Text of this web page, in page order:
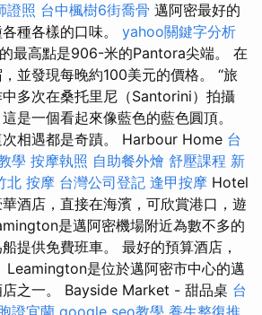
證照 台中楓樹6街喬骨 邁阿密最好的
種各樣的口味。 yahoo關鍵字分析
最高點是906-米的Pantora尖端。 在
並發現每晚約100美元的價格。 “旅
多次在桑托里尼（Santorini）拍攝
是一個看起來像藍色的藍色圓頂。
相遇都是奇蹟。 Harbour Home 台
學 按摩執照 自助餐外燴 舒壓課程 新
北 按摩 台灣公司登記 逢甲按摩 Hotel
酒店，直接在海濱，可欣賞港口，遊
是邁阿密機場附近為數不多的
提供免費班車。 最好的預算酒店，
Leamington是位於邁阿密市中心的邁
店之一。 Bayside Market - 甜品桌 台
證宜蘭 google seo教學 養生整復推